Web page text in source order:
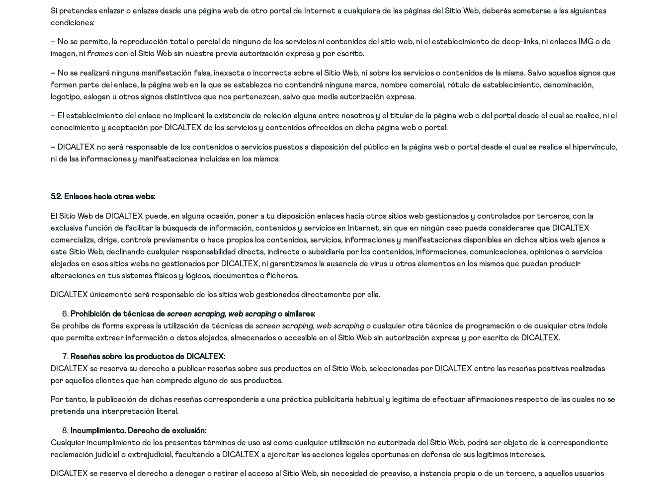
Si pretendes enlazar o enlazas desde una página web de otro portal de Internet a cualquiera de las páginas del Sitio Web, deberás someterse a las siguientes
condiciones:
– No se permite, la reproducción total o parcial de ninguno de los servicios ni contenidos del sitio web, ni el establecimiento de deep-links, ni enlaces IMG o de
imagen, ni frames con el Sitio Web sin nuestra previa autorización expresa y por escrito.
– No se realizará ninguna manifestación falsa, inexacta o incorrecta sobre el Sitio Web, ni sobre los servicios o contenidos de la misma. Salvo aquellos signos que
formen parte del enlace, la página web en la que se establezca no contendrá ninguna marca, nombre comercial, rótulo de establecimiento, denominación,
logotipo, eslogan u otros signos distintivos que nos pertenezcan, salvo que media autorización expresa.
– El establecimiento del enlace no implicará la existencia de relación alguna entre nosotros y el titular de la página web o del portal desde el cual se realice, ni el
conocimiento y aceptación por DICALTEX de los servicios y contenidos ofrecidos en dicha página web o portal.
– DICALTEX no será responsable de los contenidos o servicios puestos a disposición del público en la página web o portal desde el cual se realice el hipervínculo,
ni de las informaciones y manifestaciones incluidas en los mismos.
5.2. Enlaces hacia otras webs:
El Sitio Web de DICALTEX puede, en alguna ocasión, poner a tu disposición enlaces hacia otros sitios web gestionados y controlados por terceros, con la
exclusiva función de facilitar la búsqueda de información, contenidos y servicios en Internet, sin que en ningún caso pueda considerarse que DICALTEX
comercializa, dirige, controla previamente o hace propios los contenidos, servicios, informaciones y manifestaciones disponibles en dichos sitios web ajenos a
este Sitio Web, declinando cualquier responsabilidad directa, indirecta o subsidiaria por los contenidos, informaciones, comunicaciones, opiniones o servicios
alojados en esos sitios webs no gestionados por DICALTEX, ni garantizamos la ausencia de virus u otros elementos en los mismos que puedan producir
alteraciones en tus sistemas físicos y lógicos, documentos o ficheros.
DICALTEX únicamente será responsable de los sitios web gestionados directamente por ella.
Prohibición de técnicas de screen scraping, web scrapingo similares:
Se prohíbe de forma expresa la utilización de técnicas de screen scraping, web scraping o cualquier otra técnica de programación o de cualquier otra índole
que permita extraer información o datos alojados, almacenados o accesible en el Sitio Web sin autorización expresa y por escrito de DICALTEX.
Reseñas sobre los productos de DICALTEX:
DICALTEX se reserva su derecho a publicar reseñas sobre sus productos en el Sitio Web, seleccionadas por DICALTEX entre las reseñas positivas realizadas
por aquellos clientes que han comprado alguno de sus productos.
Por tanto, la publicación de dichas reseñas correspondería a una práctica publicitaria habitual y legítima de efectuar afirmaciones respecto de las cuales no se
pretenda una interpretación literal.
Incumplimiento. Derecho de exclusión:
Cualquier incumplimiento de los presentes términos de uso así como cualquier utilización no autorizada del Sitio Web, podrá ser objeto de la correspondiente
reclamación judicial o extrajudicial, facultando a DICALTEX a ejercitar las acciones legales oportunas en defensa de sus legítimos intereses.
DICALTEX se reserva el derecho a denegar o retirar el acceso al Sitio Web, sin necesidad de preaviso, a instancia propia o de un tercero, a aquellos usuarios